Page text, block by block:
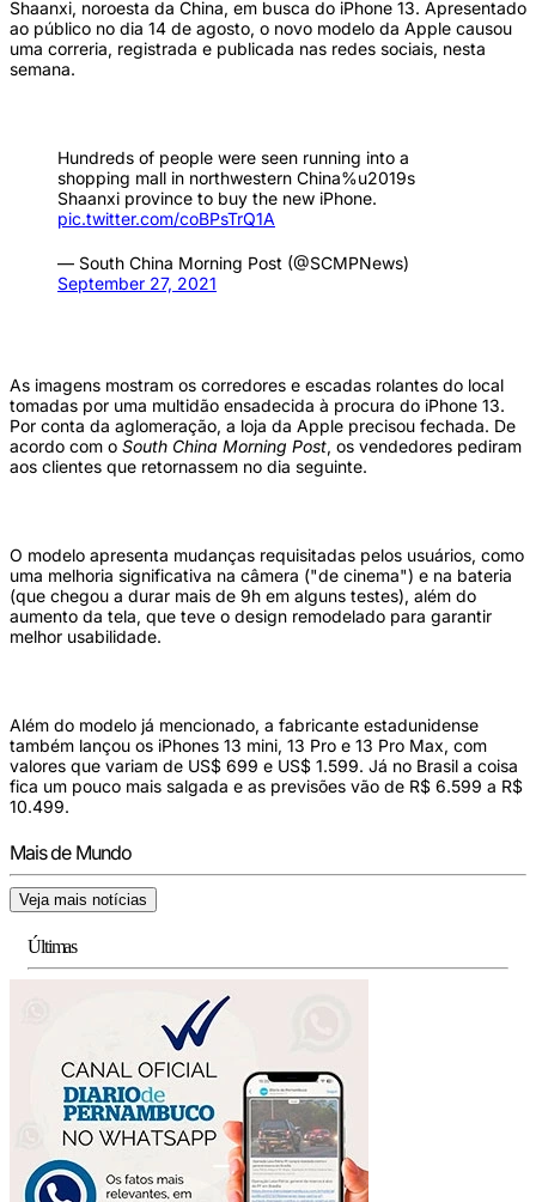
Shaanxi, noroesta da China, em busca do iPhone 13. Apresentado
ao público no dia 14 de agosto, o novo modelo da Apple causou
uma correria, registrada e publicada nas redes sociais, nesta
semana.
Hundreds of people were seen running into a
shopping mall in northwestern China%u2019s
Shaanxi province to buy the new iPhone.
pic.twitter.com/coBPsTrQ1A
— South China Morning Post (@SCMPNews)
September 27, 2021
As imagens mostram os corredores e escadas rolantes do local
tomadas por uma multidão ensadecida à procura do iPhone 13.
Por conta da aglomeração, a loja da Apple precisou fechada. De
acordo com o South China Morning Post, os vendedores pediram
aos clientes que retornassem no dia seguinte.
O modelo apresenta mudanças requisitadas pelos usuários, como
uma melhoria significativa na câmera ("de cinema") e na bateria
(que chegou a durar mais de 9h em alguns testes), além do
aumento da tela, que teve o design remodelado para garantir
melhor usabilidade.
Além do modelo já mencionado, a fabricante estadunidense
também lançou os iPhones 13 mini, 13 Pro e 13 Pro Max, com
valores que variam de US$ 699 e US$ 1.599. Já no Brasil a coisa
fica um pouco mais salgada e as previsões vão de R$ 6.599 a R$
10.499.
Mais de Mundo
Veja mais notícias
Últimas